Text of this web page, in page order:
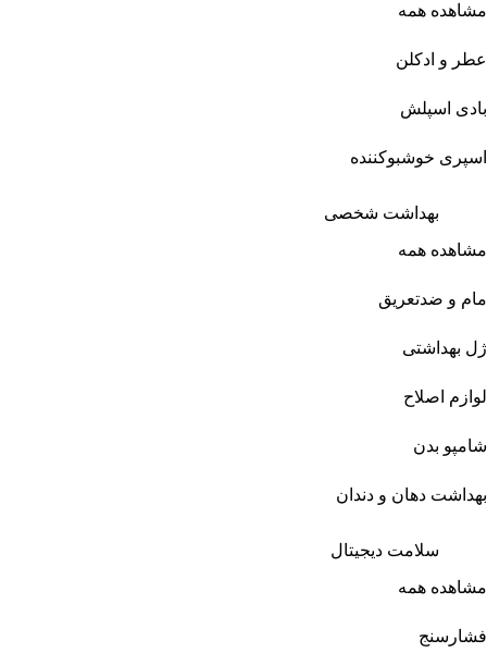
مشاهده همه
عطر و ادکلن
بادی اسپلش
اسپری خوشبوکننده
بهداشت شخصی
مشاهده همه
مام و ضدتعریق
ژل بهداشتی
لوازم اصلاح
شامپو بدن
بهداشت دهان و دندان
سلامت دیجیتال
مشاهده همه
فشارسنج